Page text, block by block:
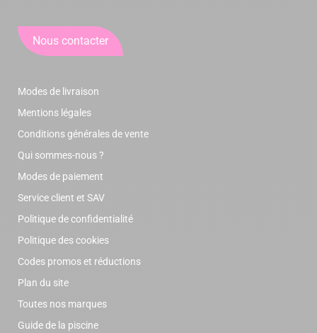
Nous contacter
Modes de livraison
Mentions légales
Conditions générales de vente
Qui sommes-nous ?
Modes de paiement
Service client et SAV
Politique de confidentialité
Politique des cookies
Codes promos et réductions
Plan du site
Toutes nos marques
Guide de la piscine